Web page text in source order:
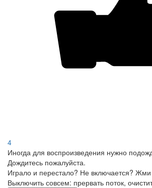
4
Иногда для воспроизведения нужно
Дождитесь пожалуйста.
Играло и перестало? Не включается?
Выключить совсем: прервать поток,